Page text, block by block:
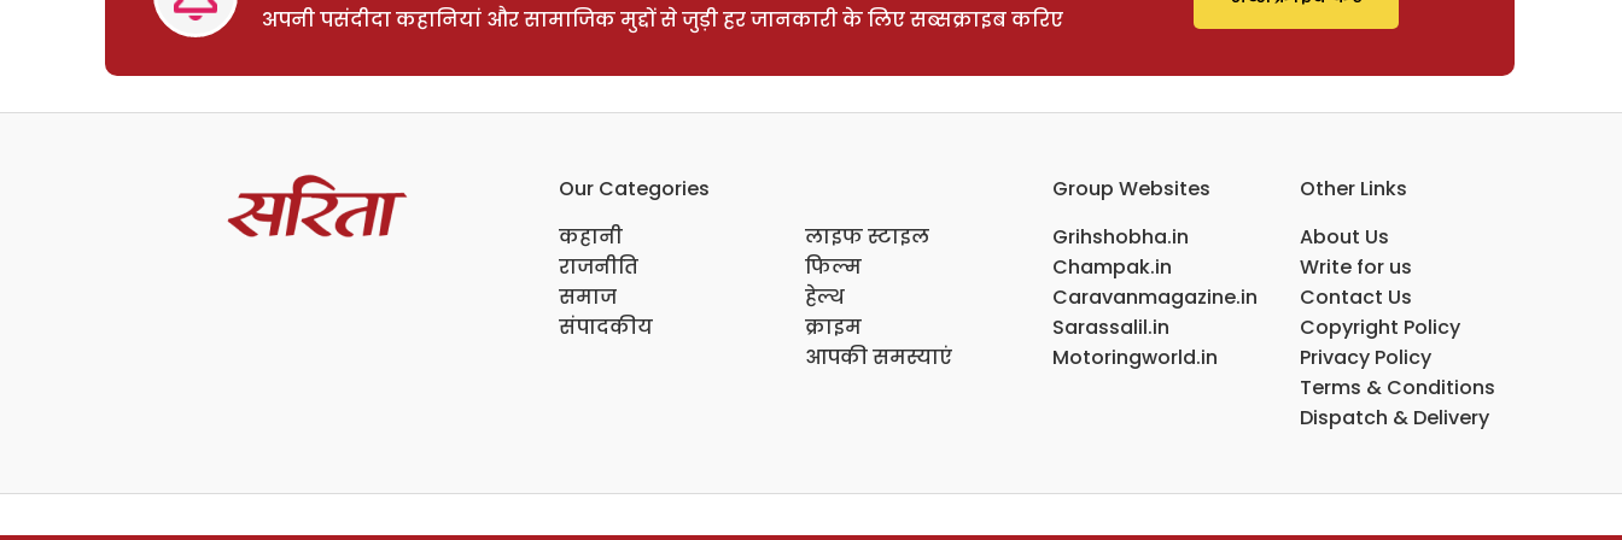
अपनी पसंदीदा कहानियां और सामाजिक मुद्दों से जुड़ी हर जानकारी के लिए सब्सक्राइब करिए
Our Categories
कहानी
राजनीति
समाज
संपादकीय
लाइफ स्टाइल
फिल्म
हेल्थ
क्राइम
आपकी समस्याएं
Group Websites
Grihshobha.in
Champak.in
Caravanmagazine.in
Sarassalil.in
Motoringworld.in
Other Links
About Us
Write for us
Contact Us
Copyright Policy
Privacy Policy
Terms & Conditions
Dispatch & Delivery